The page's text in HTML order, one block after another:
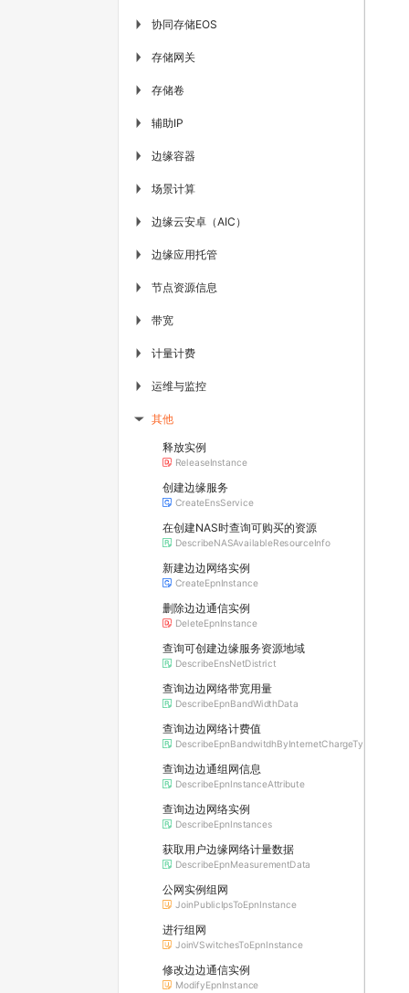
▶ 协同存储EOS
▶ 存储网关
▶ 存储卷
▶ 辅助IP
▶ 边缘容器
▶ 场景计算
▶ 边缘云安卓（AIC）
▶ 边缘应用托管
▶ 节点资源信息
▶ 带宽
▶ 计量计费
▶ 运维与监控
▶ 其他
释放实例
ReleaseInstance
创建边缘服务
CreateEnsService
在创建NAS时查询可购买的资源
DescribeNASAvailableResourceInfo
新建边边网络实例
CreateEpnInstance
删除边边通信实例
DeleteEpnInstance
查询可创建边缘服务资源地域
DescribeEnsNetDistrict
查询边边网络带宽用量
DescribeEpnBandWidthData
查询边边网络计费值
DescribeEpnBandwitdhByInternetChargeType
查询边边通组网信息
DescribeEpnInstanceAttribute
查询边边网络实例
DescribeEpnInstances
获取用户边缘网络计量数据
DescribeEpnMeasurementData
公网实例组网
JoinPublicIpsToEpnInstance
进行组网
JoinVSwitchesToEpnInstance
修改边边通信实例
ModifyEpnInstance